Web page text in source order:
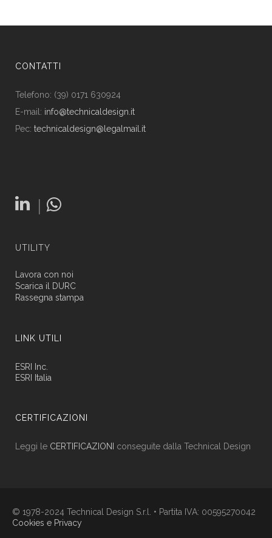
CONTATTI
Telefono: (39) 0171 630924
E-mail: info@technicaldesign.it
Pec: technicaldesign@legalmail.it
|
UTILITY
Lavora con noi
Scarica il DURC
Rassegna stampa
LINK UTILI
ESRI Inc.
ESRI Italia
CERTIFICAZIONI
Leggi le CERTIFICAZIONI conseguite dalla Technical Design
© 1978-2024 Technical Design S.r.l. • Partita IVA: 00595270042
Cookies e Privacy